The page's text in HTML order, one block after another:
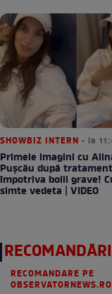
SHOWBIZ INTERN • la
Primele imagini cu
Pușcău după
împotriva bolii grave!
simte vedeta | VIDEO
RECOMANDĂRI
RECOMANDARE PE
OBSERVATORNEWS.RO